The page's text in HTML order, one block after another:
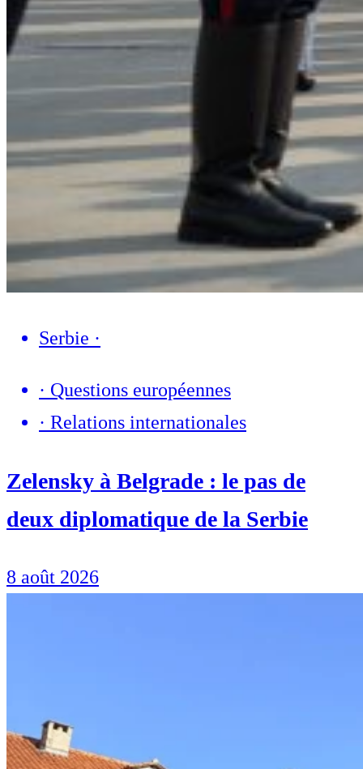
Serbie ·
· Questions européennes
· Relations internationales
Zelensky à Belgrade : le pas de
deux diplomatique de la Serbie
8 août 2026